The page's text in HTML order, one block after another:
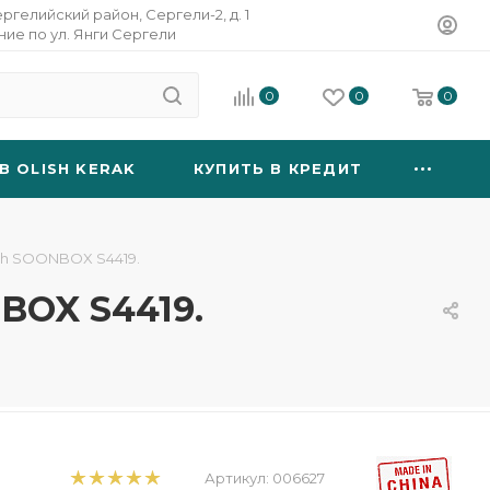
район, Сергели-2, д. 1
по ул. Янги Сергели
0 0 0
OLISH KERAK КУПИТЬ В КРЕДИТ
S4419.
S4419.
Артикул: 006627